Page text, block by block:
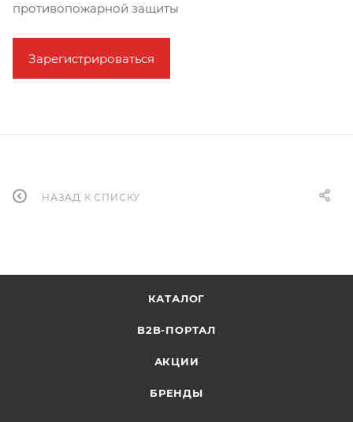
противопожарной защиты
Зарегистрироваться
НАЗАД К СПИСКУ
КАТАЛОГ
B2B-ПОРТАЛ
АКЦИИ
БРЕНДЫ